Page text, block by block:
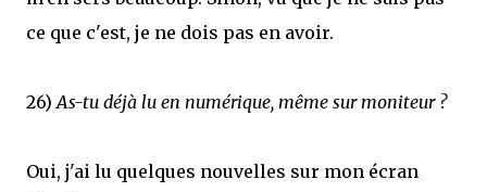
ce que c'est, je ne dois pas en avoir.
26)As-tu déjà lu en numérique, même sur moniteur ?
Oui, j'ai lu quelques nouvelles sur mon écran